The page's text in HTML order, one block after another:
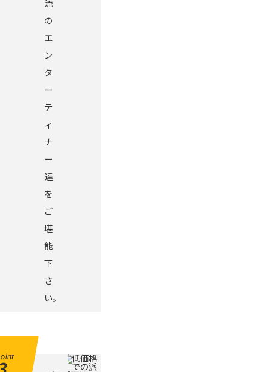
流
の
エ
ン
タ
ー
テ
ィ
ナ
ー
達
を
ご
堪
能
下
さ
い。